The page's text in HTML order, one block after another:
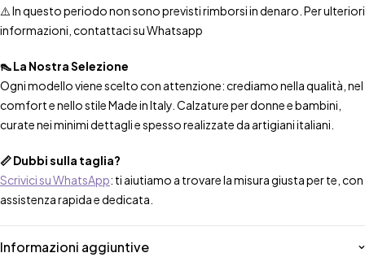
⚠️ In questo periodo non sono previsti rimborsi in denaro. Per ulteriori
informazioni, contattaci su Whatsapp
👠 La Nostra Selezione
Ogni modello viene scelto con attenzione: crediamo nella qualità, nel
comfort e nello stile Made in Italy. Calzature per donne e bambini,
curate nei minimi dettagli e spesso realizzate da artigiani italiani.
📏 Dubbi sulla taglia?
Scrivici su WhatsApp: ti aiutiamo a trovare la misura giusta per te, con
assistenza rapida e dedicata.
Informazioni aggiuntive